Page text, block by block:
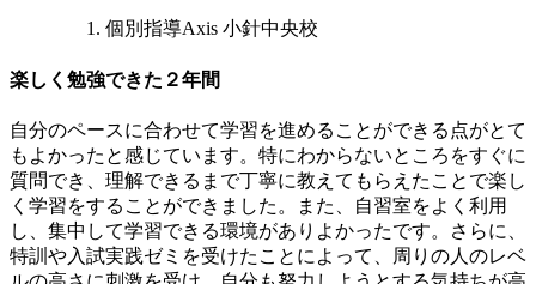
個別指導Axis 小針中央校
楽しく勉強できた２年間
自分のペースに合わせて学習を進めることができる点がとて
もよかったと感じています。特にわからないところをすぐに
質問でき、理解できるまで丁寧に教えてもらえたことで楽し
く学習をすることができました。また、自習室をよく利用
し、集中して学習できる環境がありよかったです。さらに、
特訓や入試実践ゼミを受けたことによって、周りの人のレベ